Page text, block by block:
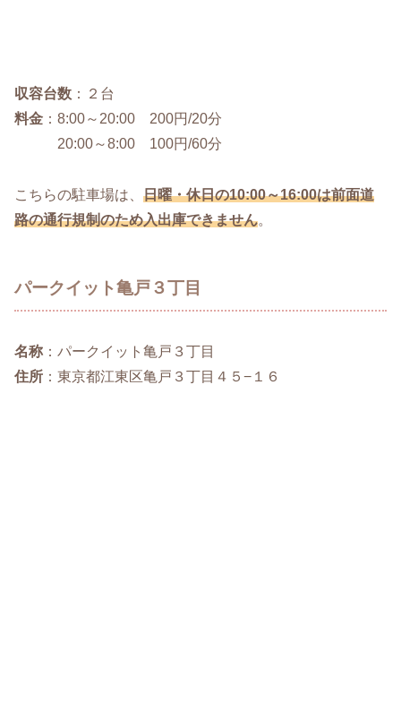
収容台数 ：２台
料金 ：8:00～20:00 200円/20分
20:00～8:00 100円/60分
こちらの駐車場は、 日曜・休日の10:00～16:00は前面道
路の通行規制のため入出庫できません。
パークイット亀戸３丁目
名称 ：パークイット亀戸３丁目
住所 ：東京都江東区亀戸３丁目４５−１６